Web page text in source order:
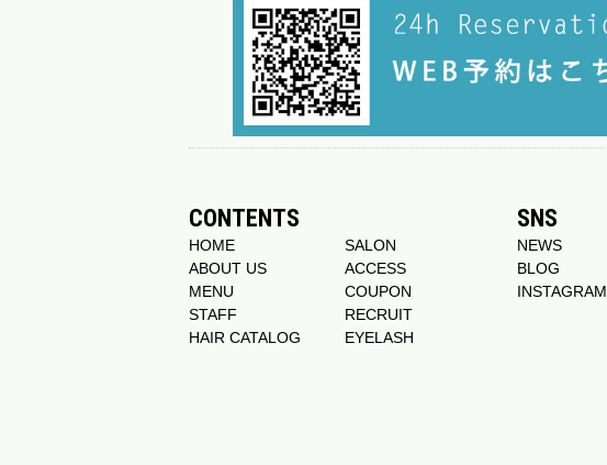
CONTENTS
HOME
ABOUT US
MENU
STAFF
HAIR CATALOG
SALON
ACCESS
COUPON
RECRUIT
EYELASH
SNS
NEWS
BLOG
INSTAGRAM